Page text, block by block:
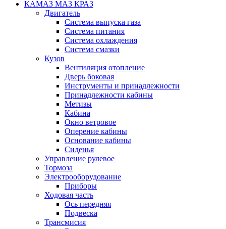
КАМАЗ МАЗ КРАЗ
Двигатель
Система выпуска газа
Система питания
Система охлаждения
Система смазки
Кузов
Вентиляция отопление
Дверь боковая
Инструменты и принадлежности
Принадлежности кабины
Метизы
Кабина
Окно ветровое
Оперение кабины
Основание кабины
Сиденья
Управление рулевое
Тормоза
Электрооборудование
Приборы
Ходовая часть
Ось передняя
Подвеска
Трансмисия